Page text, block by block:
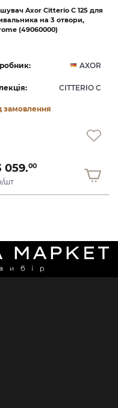
Axor Citterio C 125 для
на 3 отвори,
(49060000)
AXOR
CITTERIO C
замовлення
059.00
шт